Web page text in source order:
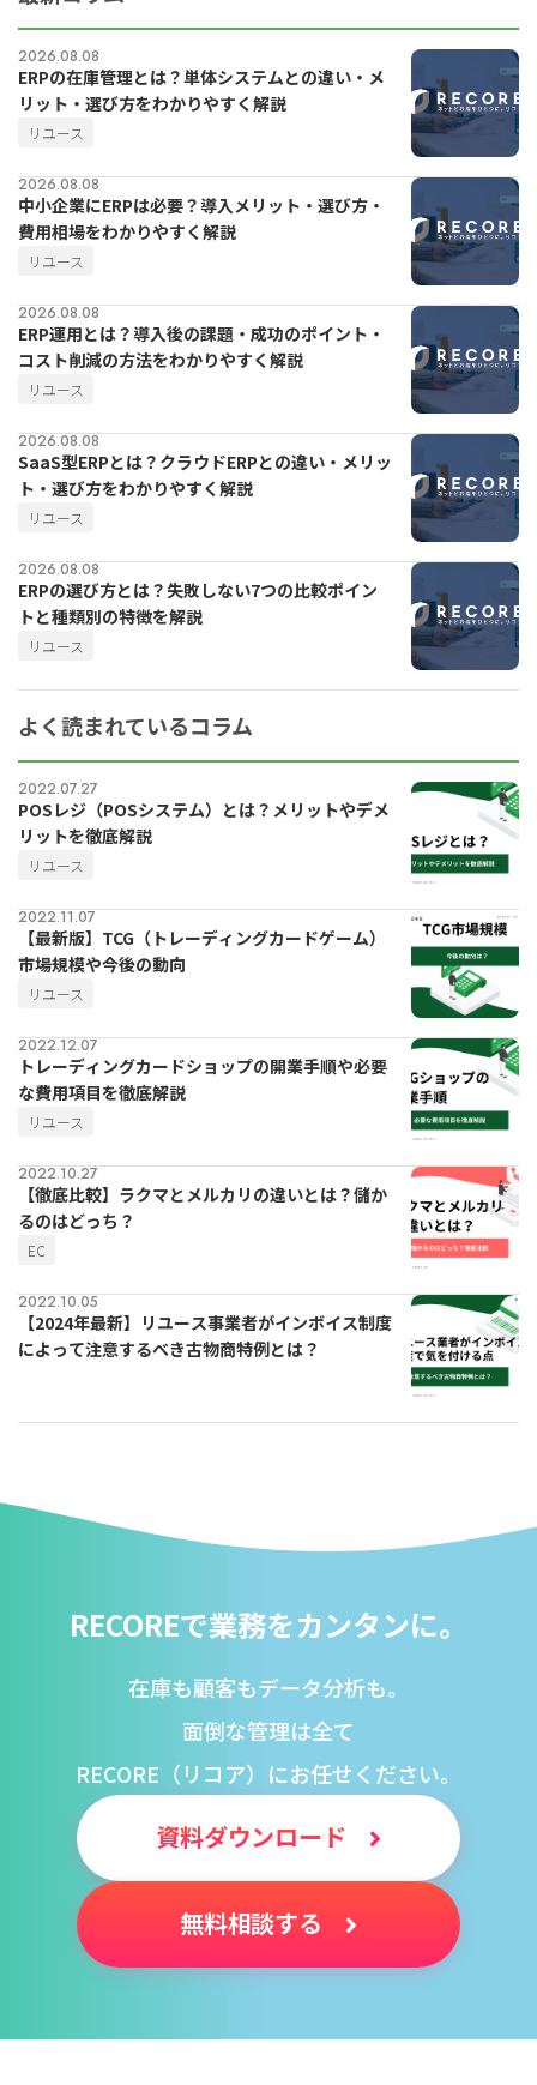
2026.08.08
ERPの在庫管理とは？単体システムとの違い・メ
リット・選び方をわかりやすく解説
リユース
2026.08.08
中小企業にERPは必要？導入メリット・選び方・
費用相場をわかりやすく解説
リユース
2026.08.08
ERP運用とは？導入後の課題・成功のポイント・
コスト削減の方法をわかりやすく解説
リユース
2026.08.08
SaaS型ERPとは？クラウドERPとの違い・メリッ
ト・選び方をわかりやすく解説
リユース
2026.08.08
ERPの選び方とは？失敗しない7つの比較ポイン
トと種類別の特徴を解説
リユース
よく読まれているコラム
2022.07.27
POSレジ（POSシステム）とは？メリットやデメ
リットを徹底解説
リユース
2022.11.07
【最新版】TCG（トレーディングカードゲーム）
市場規模や今後の動向
リユース
2022.12.07
トレーディングカードショップの開業手順や必要
な費用項目を徹底解説
リユース
2022.10.27
【徹底比較】ラクマとメルカリの違いとは？儲か
るのはどっち？
EC
2022.10.05
【2024年最新】リユース事業者がインボイス制度
によって注意するべき古物商特例とは？
RECOREで業務をカンタンに。
在庫も顧客もデータ分析も。
面倒な管理は全て
RECORE（リコア）にお任せください。
資料ダウンロード
無料相談する
forRetail小売業の方向けサービス
資料ダウンロードの一覧へ
forReuse中古買取業者向けサービス
資料ダウンロードの一覧へ
forRetail小売業の方向けサービス
お問い合わせフォームへ
forReuse中古買取業者向けサービス
お問い合わせフォームへ